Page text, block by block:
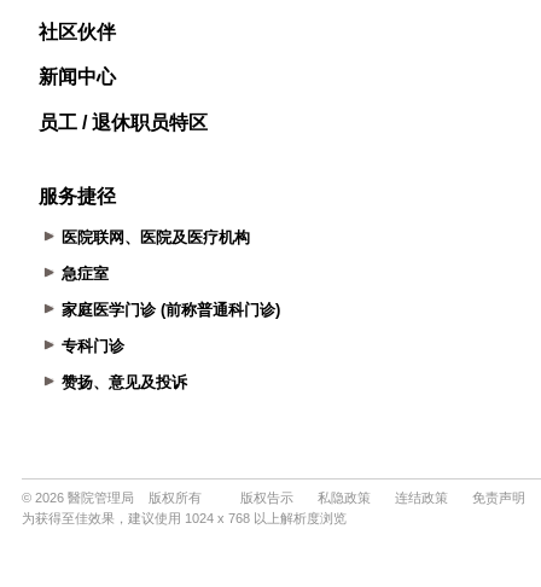
社区伙伴
新闻中心
员工 / 退休职员特区
服务捷径
医院联网、医院及医疗机构
急症室
家庭医学门诊 (前称普通科门诊)
专科门诊
赞扬、意见及投诉
© 2026 醫院管理局 版权所有 版权告示 私隐政策 连结政策
免责声明
为获得至佳效果，建议使用 1024 x 768 以上解析度浏览